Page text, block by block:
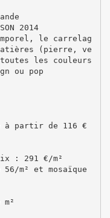
2014
le carrelag
(pierre, ve
les couleurs
ou pop
à partir de 116 €
: 291 €/m²
m² et mosaïque